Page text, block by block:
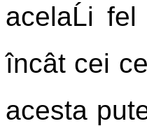
acelaĹi
încât cei
acesta